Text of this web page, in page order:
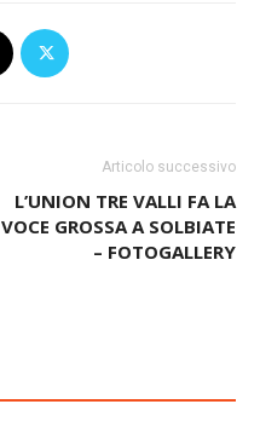
Articolo successivo
L’UNION TRE VALLI FA LA
VOCE GROSSA A SOLBIATE
– FOTOGALLERY